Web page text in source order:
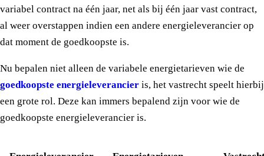
variabel contract na één jaar, net als bij één jaar vast contract,
al weer overstappen indien een andere energieleverancier op
dat moment de goedkoopste is.
Nu bepalen niet alleen de variabele energietarieven wie de
goedkoopste energieleverancier is, het vastrecht speelt hierbij
een grote rol. Deze kan immers bepalend zijn voor wie de
goedkoopste energieleverancier is.